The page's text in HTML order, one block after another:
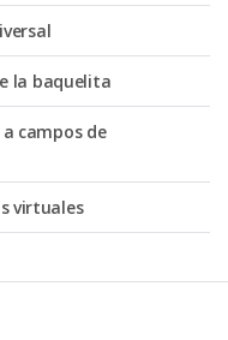
la baquelita
campos de
virtuales